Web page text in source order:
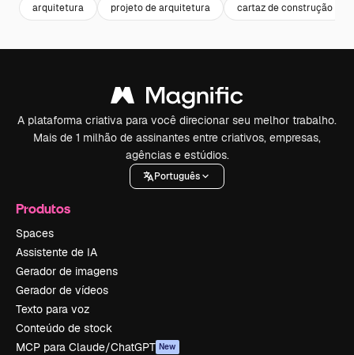
arquitetura projeto de arquitetura cartaz de construção
A plataforma criativa para você direcionar seu melhor trabalho.
Mais de 1 milhão de assinantes entre criativos, empresas,
agências e estúdios.
Português
Produtos
Spaces
Assistente de IA
Gerador de imagens
Gerador de vídeos
Texto para voz
Conteúdo de stock
MCP para Claude/ChatGPT New